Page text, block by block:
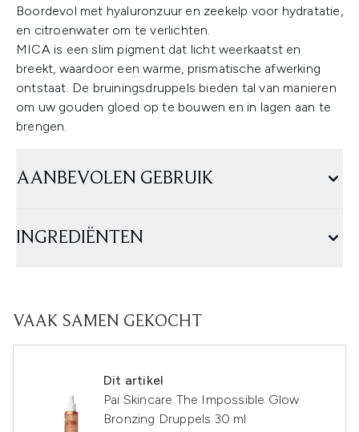
Boordevol met hyaluronzuur en zeekelp voor hydratatie,
en citroenwater om te verlichten.
MICA is een slim pigment dat licht weerkaatst en
breekt, waardoor een warme, prismatische afwerking
ontstaat. De bruiningsdruppels bieden tal van manieren
om uw gouden gloed op te bouwen en in lagen aan te
brengen.
AANBEVOLEN GEBRUIK
INGREDIËNTEN
VAAK SAMEN GEKOCHT
Dit artikel
Pai Skincare The Impossible Glow
Bronzing Druppels 30 ml